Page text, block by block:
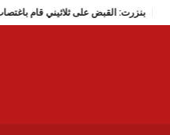
بنزرت: القبض على ثلاثيني